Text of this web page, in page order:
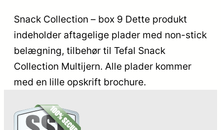
Snack Collection – box 9 Dette produkt
indeholder aftagelige plader med non-stick
belægning, tilbehør til Tefal Snack
Collection Multijern. Alle plader kommer
med en lille opskrift brochure.